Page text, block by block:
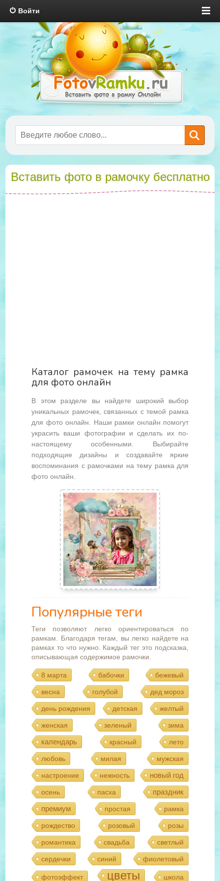
Войти
Вставить фото в рамочку бесплатно
Каталог рамочек на тему рамка
для фото онлайн
В этом разделе вы найдете широкий выбор
уникальных рамочек, связанных с темой рамка
для фото онлайн. Наши рамки онлайн помогут
украсить ваши фотографии и сделать их по-
настоящему особенными. Выбирайте
подходящие дизайны и создавайте яркие
воспоминания с рамочками на тему рамка для
фото онлайн.
Популярные теги
Теги позволяют легко ориентироваться по
рамкам. Благодаря тегам, вы легко найдете на
рамках то что нужно. Каждый тег это подсказка,
описывающая содержимое рамочки.
8 марта бабочки бежевый
весна голубой дед мороз
день рождения детская желтый
женская зеленый зима
календарь красный лето
любовь милая мужская
настроение нежность новый год
осень пасха
праздник
премиум
простая рамка
рождество розовый розы
романтика свадьба светлый
сердечки синий фиолетовый
фотоэффект цветы школа